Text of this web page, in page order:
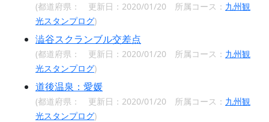
(都道府県： 更新日：2020/01/20 所属コース： 九州観
光スタンプログ)
澁谷スクランブル交差点
(都道府県： 更新日：2020/01/20 所属コース： 九州観
光スタンプログ)
道後温泉：愛媛
(都道府県： 更新日：2020/01/20 所属コース： 九州観
光スタンプログ)